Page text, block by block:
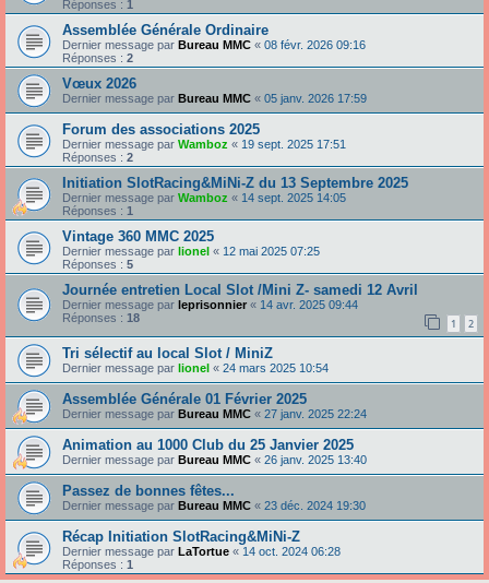
Réponses : 1
Assemblée Générale Ordinaire
Dernier message par Bureau MMC « 08 févr. 2026 09:16
Réponses : 2
Vœux 2026
Dernier message par Bureau MMC « 05 janv. 2026 17:59
Forum des associations 2025
Dernier message par Wamboz « 19 sept. 2025 17:51
Réponses : 2
Initiation SlotRacing&MiNi-Z du 13 Septembre 2025
Dernier message par Wamboz « 14 sept. 2025 14:05
Réponses : 1
Vintage 360 MMC 2025
Dernier message par lionel « 12 mai 2025 07:25
Réponses : 5
Journée entretien Local Slot /Mini Z- samedi 12 Avril
Dernier message par leprisonnier « 14 avr. 2025 09:44
Réponses : 18 1 2
Tri sélectif au local Slot / MiniZ
Dernier message par lionel « 24 mars 2025 10:54
Assemblée Générale 01 Février 2025
Dernier message par Bureau MMC « 27 janv. 2025 22:24
Animation au 1000 Club du 25 Janvier 2025
Dernier message par Bureau MMC « 26 janv. 2025 13:40
Passez de bonnes fêtes...
Dernier message par Bureau MMC « 23 déc. 2024 19:30
Récap Initiation SlotRacing&MiNi-Z
Dernier message par LaTortue « 14 oct. 2024 06:28
Réponses : 1